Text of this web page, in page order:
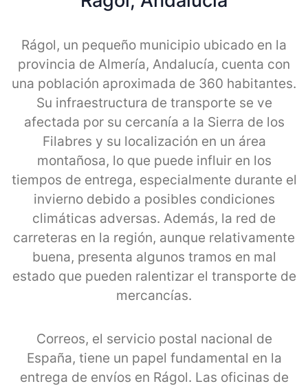
Rágol, un pequeño municipio ubicado en la
provincia de Almería, Andalucía, cuenta con
una población aproximada de 360 habitantes.
Su infraestructura de transporte se ve
afectada por su cercanía a la Sierra de los
Filabres y su localización en un área
montañosa, lo que puede influir en los
tiempos de entrega, especialmente durante el
invierno debido a posibles condiciones
climáticas adversas. Además, la red de
carreteras en la región, aunque relativamente
buena, presenta algunos tramos en mal
estado que pueden ralentizar el transporte de
mercancías.
Correos, el servicio postal nacional de
España, tiene un papel fundamental en la
entrega de envíos en Rágol. Las oficinas de